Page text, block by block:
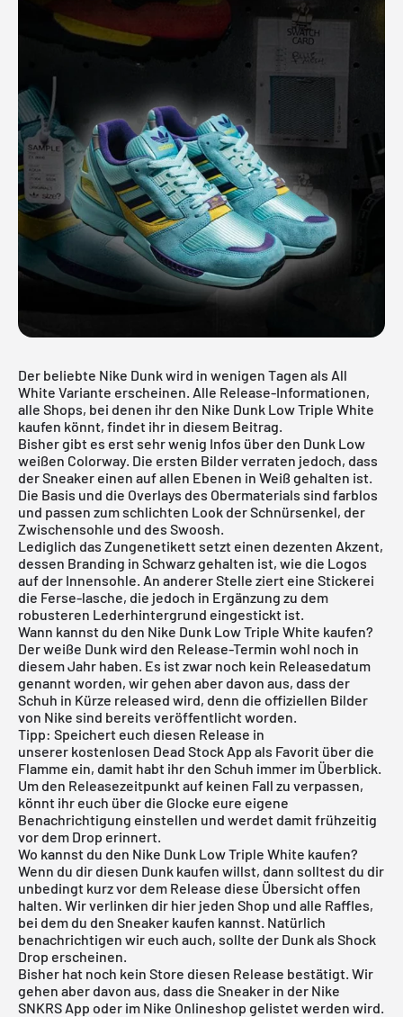
Der beliebte Nike Dunk wird in wenigen Tagen als All
White Variante erscheinen. Alle Release-Informationen,
alle Shops, bei denen ihr den Nike Dunk Low Triple White
kaufen könnt, findet ihr in diesem Beitrag.
Bisher gibt es erst sehr wenig Infos über den Dunk Low
weißen Colorway. Die ersten Bilder verraten jedoch, dass
der Sneaker einen auf allen Ebenen in Weiß gehalten ist.
Die Basis und die Overlays des Obermaterials sind farblos
und passen zum schlichten Look der Schnürsenkel, der
Zwischensohle und des Swoosh.
Lediglich das Zungenetikett setzt einen dezenten Akzent,
dessen Branding in Schwarz gehalten ist, wie die Logos
auf der Innensohle. An anderer Stelle ziert eine Stickerei
die Ferse-lasche, die jedoch in Ergänzung zu dem
robusteren Lederhintergrund eingestickt ist.
Wann kannst du den Nike Dunk Low Triple White kaufen?
Der weiße Dunk wird den Release-Termin wohl noch in
diesem Jahr haben. Es ist zwar noch kein Releasedatum
genannt worden, wir gehen aber davon aus, dass der
Schuh in Kürze released wird, denn die offiziellen Bilder
von Nike sind bereits veröffentlicht worden.
Tipp: Speichert euch diesen Release in
unserer kostenlosen Dead Stock App als Favorit über die
Flamme ein, damit habt ihr den Schuh immer im Überblick.
Um den Releasezeitpunkt auf keinen Fall zu verpassen,
könnt ihr euch über die Glocke eure eigene
Benachrichtigung einstellen und werdet damit frühzeitig
vor dem Drop erinnert.
Wo kannst du den Nike Dunk Low Triple White kaufen?
Wenn du dir diesen Dunk kaufen willst, dann solltest du dir
unbedingt kurz vor dem Release diese Übersicht offen
halten. Wir verlinken dir hier jeden Shop und alle Raffles,
bei dem du den Sneaker kaufen kannst. Natürlich
benachrichtigen wir euch auch, sollte der Dunk als Shock
Drop erscheinen.
Bisher hat noch kein Store diesen Release bestätigt. Wir
gehen aber davon aus, dass die Sneaker in der Nike
SNKRS App oder im Nike Onlineshop gelistet werden wird.